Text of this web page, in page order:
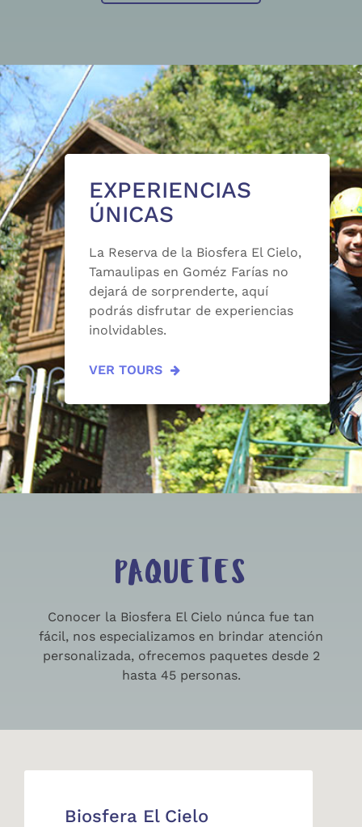
EXPERIENCIAS
ÚNICAS
La Reserva de la Biosfera El Cielo,
Tamaulipas en Goméz Farías no
dejará de sorprenderte, aquí
podrás disfrutar de experiencias
inolvidables.
VER TOURS
PAQUETES
Conocer la Biosfera El Cielo núnca fue tan
fácil, nos especializamos en brindar atención
personalizada, ofrecemos paquetes desde 2
hasta 45 personas.
Biosfera El Cielo